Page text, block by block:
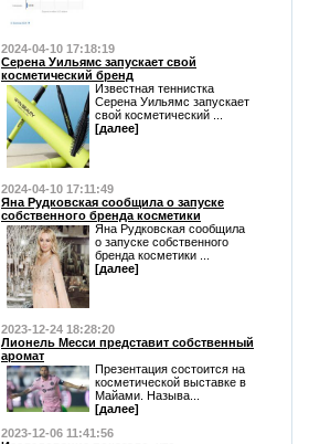
2024-04-10 17:18:19
Серена Уильямс запускает свой
косметический бренд
Известная теннистка
Серена Уильямс запускает
свой косметический ...
[далее]
2024-04-10 17:11:49
Яна Рудковская сообщила о запуске
собственного бренда косметики
Яна Рудковская сообщила
о запуске собственного
бренда косметики ...
[далее]
2023-12-24 18:28:20
Лионель Месси представит собственный
аромат
Презентация состоится на
косметической выставке в
Майами. Называ...
[далее]
2023-12-06 11:41:56